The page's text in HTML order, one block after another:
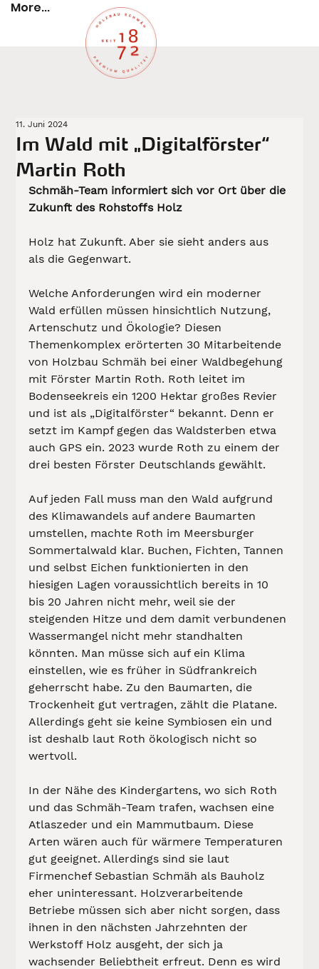
More...
Im Wald mit „Digitalförster“
Martin Roth
11. Juni 2024
Schmäh-Team informiert sich vor Ort über die
Zukunft des Rohstoffs Holz
Holz hat Zukunft. Aber sie sieht anders aus
als die Gegenwart.
Welche Anforderungen wird ein moderner
Wald erfüllen müssen hinsichtlich Nutzung,
Artenschutz und Ökologie? Diesen
Themenkomplex erörterten 30 Mitarbeitende
von Holzbau Schmäh bei einer Waldbegehung
mit Förster Martin Roth. Roth leitet im
Bodenseekreis ein 1200 Hektar großes Revier
und ist als „Digitalförster“ bekannt. Denn er
setzt im Kampf gegen das Waldsterben etwa
auch GPS ein. 2023 wurde Roth zu einem der
drei besten Förster Deutschlands gewählt.
Auf jeden Fall muss man den Wald aufgrund
des Klimawandels auf andere Baumarten
umstellen, machte Roth im Meersburger
Sommertalwald klar. Buchen, Fichten, Tannen
und selbst Eichen funktionierten in den
hiesigen Lagen voraussichtlich bereits in 10
bis 20 Jahren nicht mehr, weil sie der
steigenden Hitze und dem damit verbundenen
Wassermangel nicht mehr standhalten
könnten. Man müsse sich auf ein Klima
einstellen, wie es früher in Südfrankreich
geherrscht habe. Zu den Baumarten, die
Trockenheit gut vertragen, zählt die Platane.
Allerdings geht sie keine Symbiosen ein und
ist deshalb laut Roth ökologisch nicht so
wertvoll.
In der Nähe des Kindergartens, wo sich Roth
und das Schmäh-Team trafen, wachsen eine
Atlaszeder und ein Mammutbaum. Diese
Arten wären auch für wärmere Temperaturen
gut geeignet. Allerdings sind sie laut
Firmenchef Sebastian Schmäh als Bauholz
eher uninteressant. Holzverarbeitende
Betriebe müssen sich aber nicht sorgen, dass
ihnen in den nächsten Jahrzehnten der
Werkstoff Holz ausgeht, der sich ja
wachsender Beliebtheit erfreut. Denn es wird